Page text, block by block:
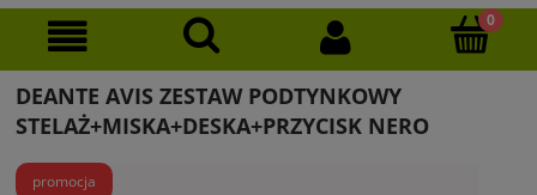
DEANTE AVIS ZESTAW PODTYNKOWY
STELAŻ+MISKA+DESKA+PRZYCISK NERO
promocja